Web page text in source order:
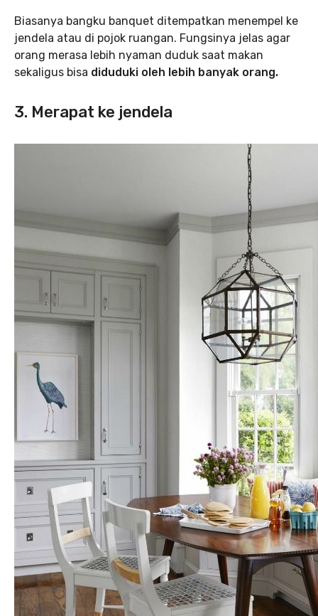
Biasanya bangku banquet ditempatkan menempel ke
jendela atau di pojok ruangan. Fungsinya jelas agar
orang merasa lebih nyaman duduk saat makan
sekaligus bisa diduduki oleh lebih banyak orang.
3. Merapat ke jendela